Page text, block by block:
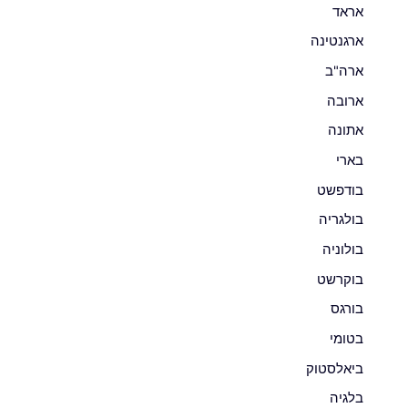
אראד
ארגנטינה
ארה"ב
ארובה
אתונה
בארי
בודפשט
בולגריה
בולוניה
בוקרשט
בורגס
בטומי
ביאלסטוק
בלגיה